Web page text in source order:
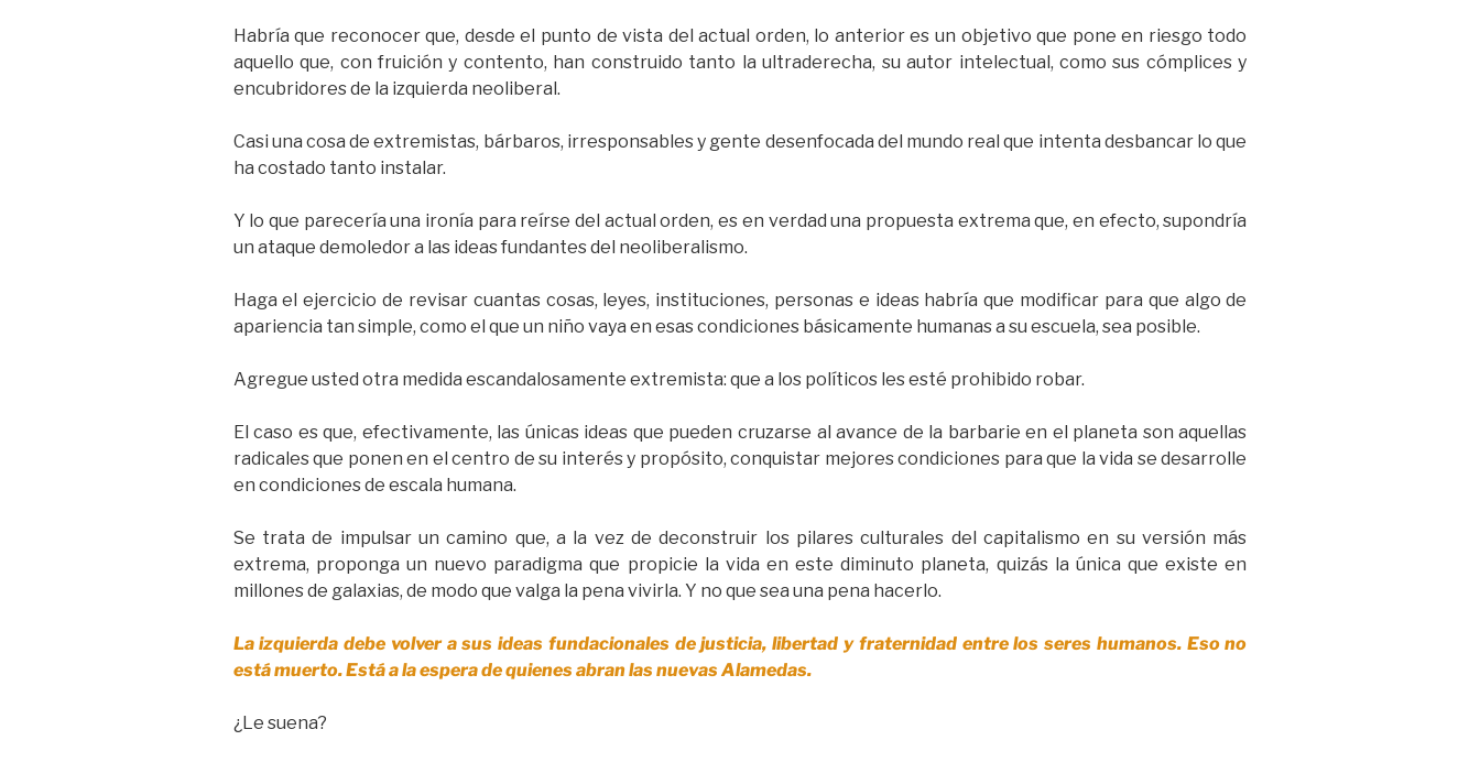
Habría que reconocer que, desde el punto de vista del actual orden, lo anterior es un objetivo que pone en riesgo todo
aquello que, con fruición y contento, han construido tanto la ultraderecha, su autor intelectual, como sus cómplices y
encubridores de la izquierda neoliberal.
Casi una cosa de extremistas, bárbaros, irresponsables y gente desenfocada del mundo real que intenta desbancar lo que
ha costado tanto instalar.
Y lo que parecería una ironía para reírse del actual orden, es en verdad una propuesta extrema que, en efecto, supondría
un ataque demoledor a las ideas fundantes del neoliberalismo.
Haga el ejercicio de revisar cuantas cosas, leyes, instituciones, personas e ideas habría que modificar para que algo de
apariencia tan simple, como el que un niño vaya en esas condiciones básicamente humanas a su escuela, sea posible.
Agregue usted otra medida escandalosamente extremista: que a los políticos les esté prohibido robar.
El caso es que, efectivamente, las únicas ideas que pueden cruzarse al avance de la barbarie en el planeta son aquellas
radicales que ponen en el centro de su interés y propósito, conquistar mejores condiciones para que la vida se desarrolle
en condiciones de escala humana.
Se trata de impulsar un camino que, a la vez de deconstruir los pilares culturales del capitalismo en su versión más
extrema, proponga un nuevo paradigma que propicie la vida en este diminuto planeta, quizás la única que existe en
millones de galaxias, de modo que valga la pena vivirla. Y no que sea una pena hacerlo.
La izquierda debe volver a sus ideas fundacionales de justicia, libertad y fraternidad entre los seres humanos. Eso no
está muerto. Está a la espera de quienes abran las nuevas Alamedas.
¿Le suena?